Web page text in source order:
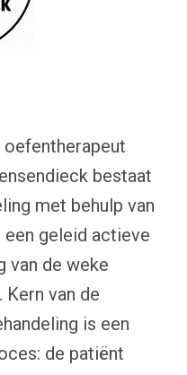
oefentherapeut
bestaat
met behulp van
geleid actieve
van de weke
van de
is een
de patiënt